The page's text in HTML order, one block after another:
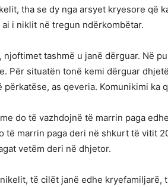
tha se dy nga arsyet kryesore që
i niklit në tregun ndërkombëtar.
tashmë u janë dërguar. Në
Për situatën tonë kemi dërguar
as qeveria. Komunikimi ka
do të vazhdojnë të marrin paga
marrin paga deri në shkurt të vitit
vetëm deri në dhjetor.
të cilët janë edhe kryefamiljarë,